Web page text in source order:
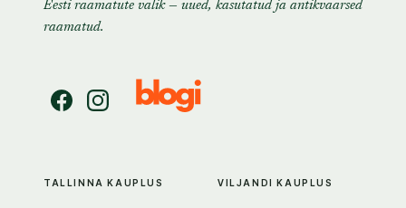
Eesti raamatute valik — uued, kasutatud ja antikvaarsed
raamatud.
TALLINNA KAUPLUS VILJANDI KAUPLUS